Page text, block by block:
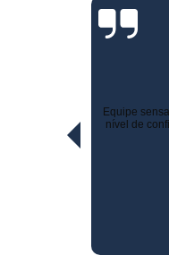
Quando
pelo
técnico